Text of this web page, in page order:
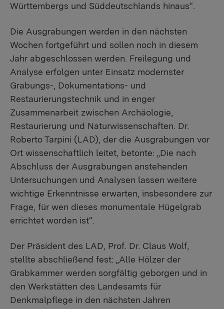
Württembergs und Süddeutschlands hinaus“.
Die Ausgrabungen werden in den nächsten
Wochen fortgeführt und sollen noch in diesem
Jahr abgeschlossen werden. Freilegung und
Analyse erfolgen unter Einsatz modernster
Grabungs-, Dokumentations- und
Restaurierungstechnik und in enger
Zusammenarbeit zwischen Archäologie,
Restaurierung und Naturwissenschaften. Dr.
Roberto Tarpini (LAD), der die Ausgrabungen vor
Ort wissenschaftlich leitet, betonte: „Die nach
Abschluss der Ausgrabungen anstehenden
Untersuchungen und Analysen lassen weitere
wichtige Erkenntnisse erwarten, insbesondere zur
Frage, für wen dieses monumentale Hügelgrab
errichtet worden ist“.
Der Präsident des LAD, Prof. Dr. Claus Wolf,
stellte abschließend fest: „Alle Hölzer der
Grabkammer werden sorgfältig geborgen und in
den Werkstätten des Landesamts für
Denkmalpflege in den nächsten Jahren